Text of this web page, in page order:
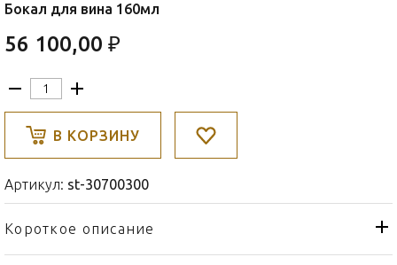
Бокал для вина 160мл
56 100,00 ₽
В КОРЗИНУ
Артикул: st-30700300
Короткое описание